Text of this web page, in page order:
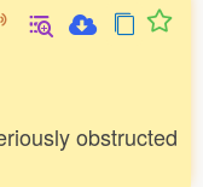
obstructed